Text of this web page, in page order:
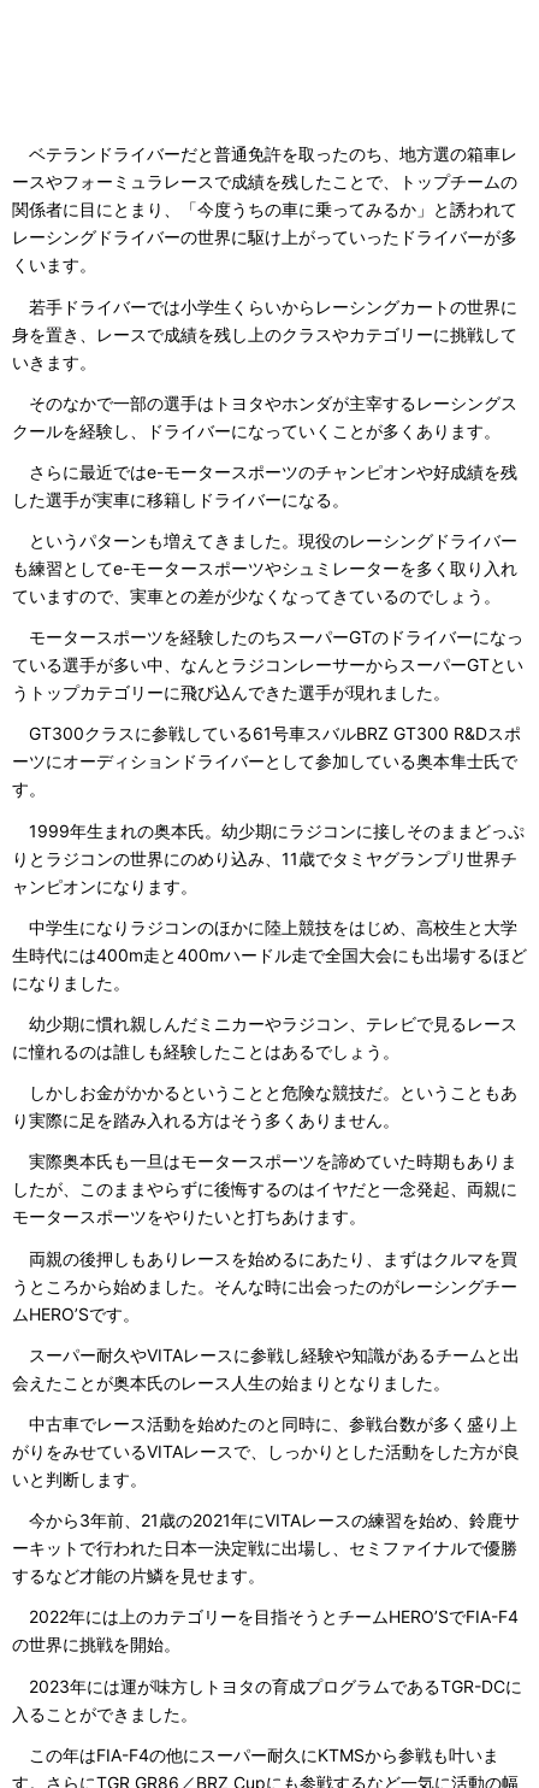
ベテランドライバーだと普通免許を取ったのち、地方選の箱車レ
ースやフォーミュラレースで成績を残したことで、トップチームの
関係者に目にとまり、「今度うちの車に乗ってみるか」と誘われて
レーシングドライバーの世界に駆け上がっていったドライバーが多
くいます。
若手ドライバーでは小学生くらいからレーシングカートの世界に
身を置き、レースで成績を残し上のクラスやカテゴリーに挑戦して
いきます。
そのなかで一部の選手はトヨタやホンダが主宰するレーシングス
クールを経験し、ドライバーになっていくことが多くあります。
さらに最近ではe-モータースポーツのチャンピオンや好成績を残
した選手が実車に移籍しドライバーになる。
というパターンも増えてきました。現役のレーシングドライバー
も練習としてe-モータースポーツやシュミレーターを多く取り入れ
ていますので、実車との差が少なくなってきているのでしょう。
モータースポーツを経験したのちスーパーGTのドライバーになっ
ている選手が多い中、なんとラジコンレーサーからスーパーGTとい
うトップカテゴリーに飛び込んできた選手が現れました。
GT300クラスに参戦している61号車スバルBRZ GT300 R&Dスポ
ーツにオーディションドライバーとして参加している奥本隼士氏で
す。
1999年生まれの奥本氏。幼少期にラジコンに接しそのままどっぷ
りとラジコンの世界にのめり込み、11歳でタミヤグランプリ世界チ
ャンピオンになります。
中学生になりラジコンのほかに陸上競技をはじめ、高校生と大学
生時代には400m走と400mハードル走で全国大会にも出場するほど
になりました。
幼少期に慣れ親しんだミニカーやラジコン、テレビで見るレース
に憧れるのは誰しも経験したことはあるでしょう。
しかしお金がかかるということと危険な競技だ。ということもあ
り実際に足を踏み入れる方はそう多くありません。
実際奥本氏も一旦はモータースポーツを諦めていた時期もありま
したが、このままやらずに後悔するのはイヤだと一念発起、両親に
モータースポーツをやりたいと打ちあけます。
両親の後押しもありレースを始めるにあたり、まずはクルマを買
うところから始めました。そんな時に出会ったのがレーシングチー
ムHERO’Sです。
スーパー耐久やVITAレースに参戦し経験や知識があるチームと出
会えたことが奥本氏のレース人生の始まりとなりました。
中古車でレース活動を始めたのと同時に、参戦台数が多く盛り上
がりをみせているVITAレースで、しっかりとした活動をした方が良
いと判断します。
今から3年前、21歳の2021年にVITAレースの練習を始め、鈴鹿サ
ーキットで行われた日本一決定戦に出場し、セミファイナルで優勝
するなど才能の片鱗を見せます。
2022年には上のカテゴリーを目指そうとチームHERO’SでFIA-F4
の世界に挑戦を開始。
2023年には運が味方しトヨタの育成プログラムであるTGR-DCに
入ることができました。
この年はFIA-F4の他にスーパー耐久にKTMSから参戦も叶いま
す。さらにTGR GR86／BRZ Cupにも参戦するなど一気に活動の幅